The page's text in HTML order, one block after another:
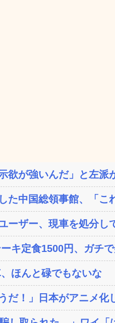
欲が強いんだ」と左
た中国総領事館、「こ
ーザー、現車を処分し
キ定食1500円、ガチ
ほんと碌でもないな
だ！」日本がアニメ化